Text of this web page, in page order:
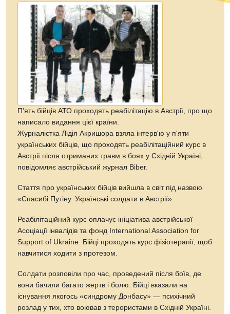
П'ять бійців АТО проходять реабілітацію в Австрії, про що
написало видання цієї країни.
Журналістка Лідія Акришора взяла інтерв'ю у п'яти
українських бійців, що проходять реабілітаційний курс в
Австрії після отриманих травм в боях у Східній Україні,
повідомляє австрійський журнал Biber.
Стаття про українських бійців вийшла в світ під назвою
«Спасибі Путіну. Українські солдати в Австрії».
Реабілітаційний курс оплачує ініціатива австрійської
Асоціації інвалідів та фонд International Association for
Support of Ukraine. Бійці проходять курс фізіотерапії, щоб
навчитися ходити з протезом.
Солдати розповіли про час, проведений після боїв, де
вони бачили багато жертв і болю. Бійці вказали на
існування якогось «синдрому Донбасу» — психічний
розлад у тих, хто воював з терористами в Східній Україні.